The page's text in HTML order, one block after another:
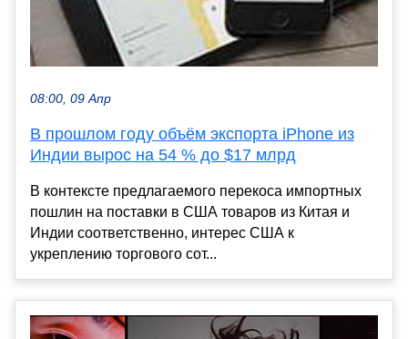
08:00, 09 Апр
В прошлом году объём экспорта iPhone из
Индии вырос на 54 % до $17 млрд
В контексте предлагаемого перекоса импортных
пошлин на поставки в США товаров из Китая и
Индии соответственно, интерес США к
укреплению торгового сот...